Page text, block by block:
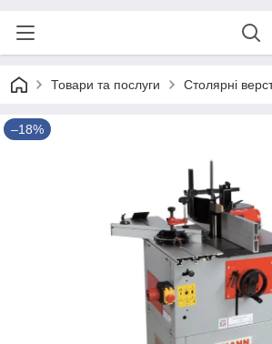
Товари та послуги Столярні
–18%